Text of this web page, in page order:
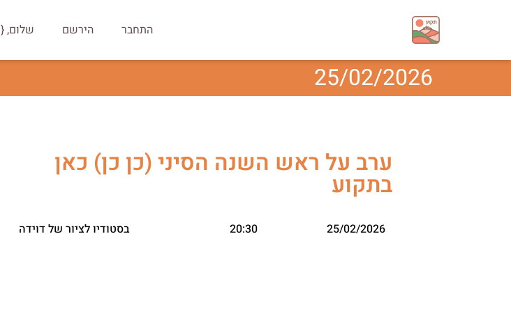
התחבר הירשם שלום, {first_name}
25/02/2026
ערב על ראש השנה הסיני (כן כן) כאן
בתקוע
25/02/2026
20:30 בסטודיו לציור של דוידה